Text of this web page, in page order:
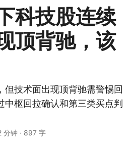
科技股连续
顶背驰，该
但技术面出现顶背驰需警惕回
中枢回拉确认和第三类买点判
分钟 · 897 字